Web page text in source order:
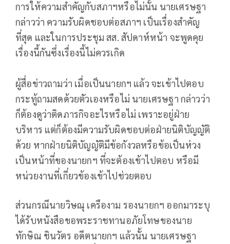
การให้ความสำคัญกับสภาฯหรือไม่นั้น นายเศรษฐา
กล่าวว่า ความรับผิดชอบต่อสภาฯ เป็นเรื่องสำคัญ
ที่สุด และในการประชุม สส. สัปดาห์หน้า จะพูดคุย
เรื่องนี้กันซึ่งเรื่องนี้ไม่ควรเกิด
ผู้สื่อข่าวถามว่า เมื่อเป็นนายกฯ แล้ว จะเข้าไปตอบ
กระทู้ถามสดด้วยตัวเองหรือไม่ นายเศรษฐา กล่าวว่า
ก็ต้องดูว่าติดภารกิจอะไรหรือไม่ เพราะอยู่ฝ่าย
บริหาร แต่ก็ต้องมีความรับผิดชอบต่อฝ่ายนิติบัญญัติ
ด้วย หากฝ่ายนิติบัญญัติมีข้อกังวลหรือข้อเป็นห่วง
เป็นหน้าที่ของนายกฯ ที่จะต้องเข้าไปตอบ หรือมี
หน่วยงานที่เกี่ยวข้องเข้าไปช่วยตอบ
ส่วนกรณีนายวิษณุ เครืองาม รองนายกฯ ออกมาระบุ
ได้รับหนังสือขอพระราชทานอภัยโทษของนาย
ทักษิณ ชินวัตร อดีตนายกฯ แล้วนั้น นายเศรษฐา